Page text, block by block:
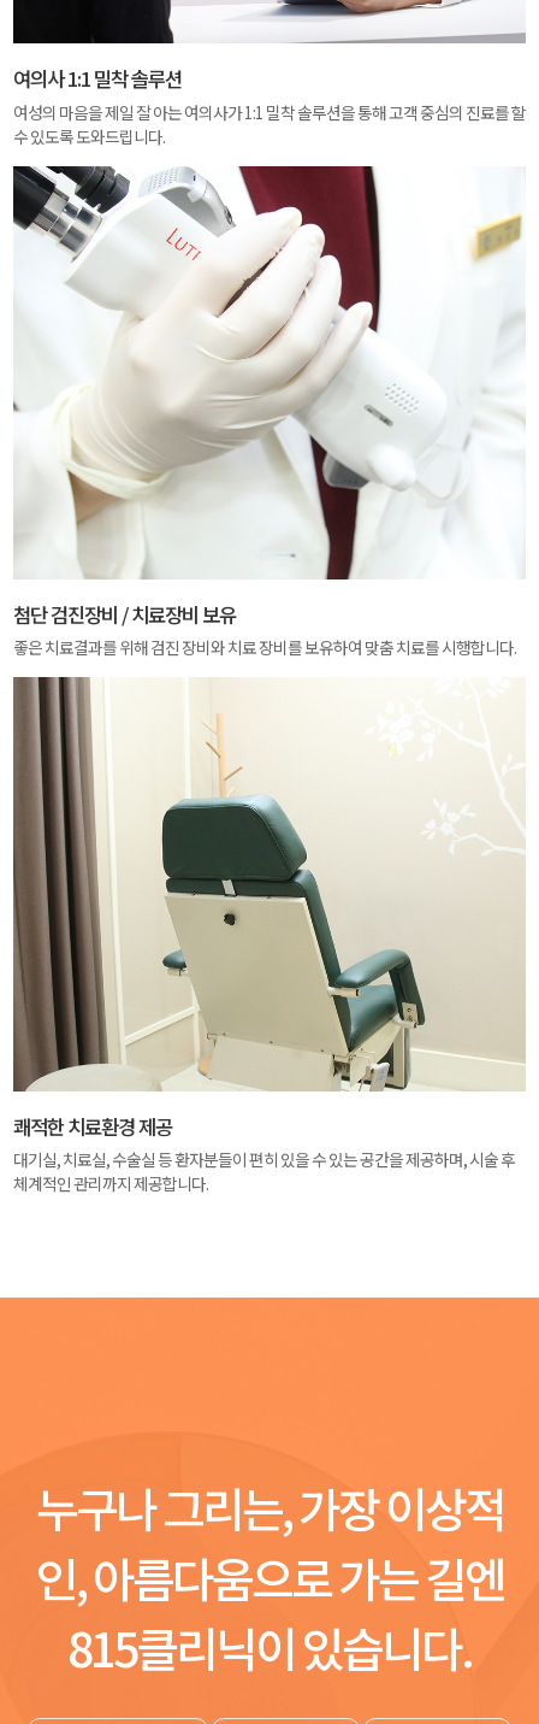
여의사 1:1 밀착 솔루션
여성의 마음을 제일 잘 아는 여의사가 1:1 밀착 솔루션을 통해 고객 중심의 진료를 할
수 있도록 도와드립니다.
첨단 검진장비 / 치료장비 보유
좋은 치료결과를 위해 검진 장비와 치료 장비를 보유하여 맞춤 치료를 시행합니다.
쾌적한 치료환경 제공
대기실, 치료실, 수술실 등 환자분들이 편히 있을 수 있는 공간을 제공하며, 시술 후
체계적인 관리까지 제공합니다.
누구나 그리는, 가장 이상적
인, 아름다움으로 가는 길엔
815클리닉이 있습니다.